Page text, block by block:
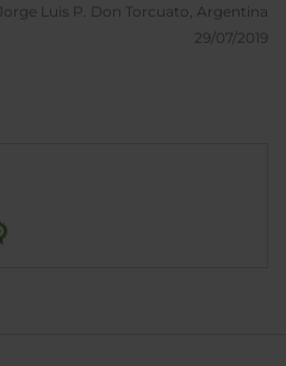
Jorge Luis P.
Don Torcuato, Argentina
29/07/2019